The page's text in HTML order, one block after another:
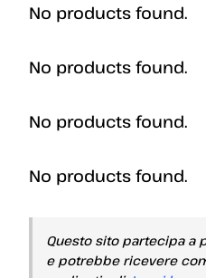
No products found.
No products found.
No products found.
No products found.
Questo sito partecipa a
e potrebbe ricevere